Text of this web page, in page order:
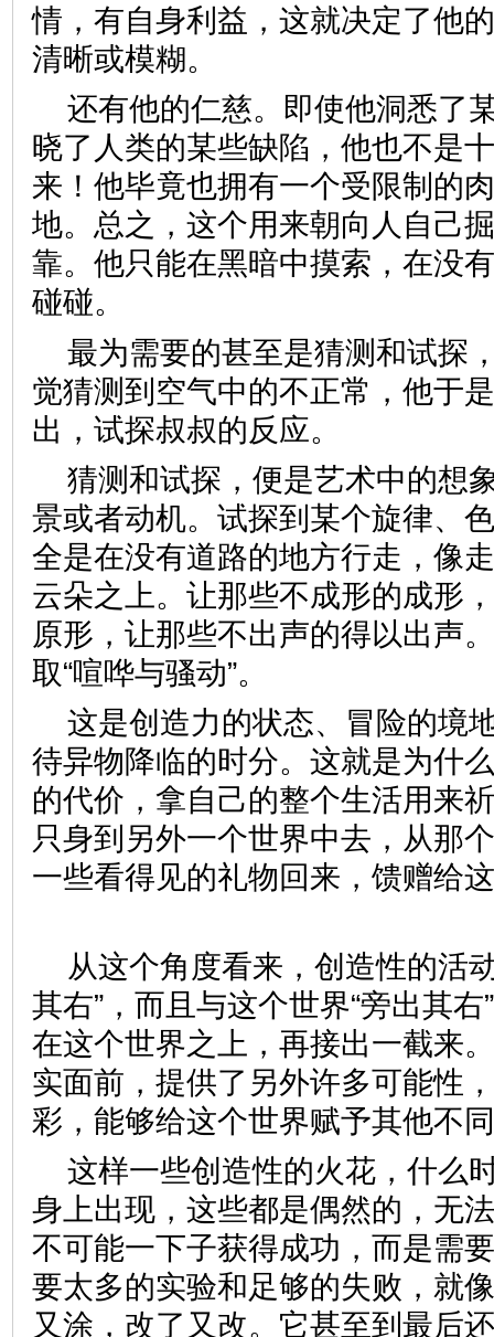
情，有自身利益，这就决定了他
清晰或模糊。
还有他的仁慈。即使他洞悉了
晓了人类的某些缺陷，他也不是
来！他毕竟也拥有一个受限制的
地。总之，这个用来朝向人自己
靠。他只能在黑暗中摸索，在没
碰碰。
最为需要的甚至是猜测和试探
觉猜测到空气中的不正常，他于
出，试探叔叔的反应。
猜测和试探，便是艺术中的想
景或者动机。试探到某个旋律、
全是在没有道路的地方行走，像
云朵之上。让那些不成形的成形
原形，让那些不出声的得以出声
取“喧哗与骚动”。
这是创造力的状态、冒险的境
待异物降临的时分。这就是为什
的代价，拿自己的整个生活用来
只身到另外一个世界中去，从那
一些看得见的礼物回来，馈赠
从这个角度看来，创造性的活
其右”，而且与这个世界“旁出其
在这个世界之上，再接出一截来
实面前，提供了另外许多可能性
彩，能够给这个世界赋予其他
这样一些创造性的火花，什么
身上出现，这些都是偶然的，无
不可能一下子获得成功，而是需
要太多的实验和足够的失败，就
又涂，改了又改。它甚至到最后